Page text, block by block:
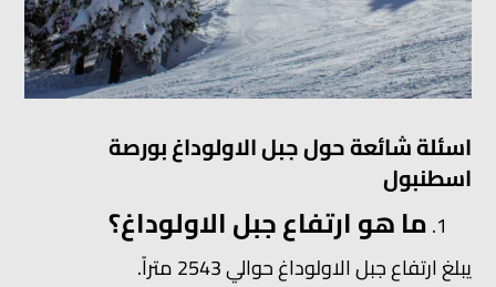
اسئلة شائعة حول جبل الاولوداغ بورصة
اسطنبول
ما هو ارتفاع جبل الاولوداغ؟
يبلغ ارتفاع جبل الاولوداغ حوالي 2543 متراً.